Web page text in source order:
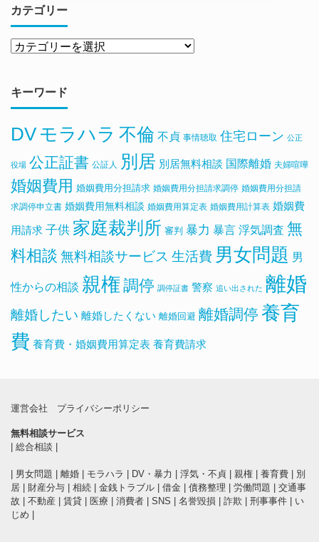
カテゴリー
キーワード
DV モラハラ 不倫 不貞 事情聴取 住宅ローン 公正
役場 公正証書 公証人 別居 別居無料相談 国際離婚 夫婦喧嘩
婚姻費用 婚姻費用分担請求 婚姻費用分担請求調停 婚姻費用分担請
求調停申立書 婚姻費用無料相談 婚姻費用算定表 婚姻費用計算表 婚姻費
用請求 子供 家庭裁判所 審判 暴力 暴言 浮気調査 無
料相談 無料相談サービス 生活費 男女問題 男
性からの相談 親権 調停 調停証書 警察 追い出された 離婚
離婚したい 離婚したくない 離婚回避 離婚調停 養育
費 養育費・婚姻費用算定表 養育費請求
運営会社 プライバシーポリシー
無料相談サービス
総合相談
男女問題 離婚 モラハラ DV・暴力 浮気・不貞 親権 養育費
別
居
財産分与 相続 金銭トラブル 借金 債務整理 労働問題
交通事
故
不動産 賃貸 医療 消費者 SNS 名誉毀損 詐欺 刑事事件
い
じめ